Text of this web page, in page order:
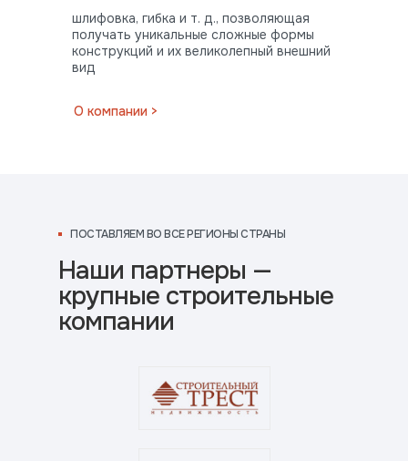
шлифовка, гибка и т. д., позволяющая
получать уникальные сложные формы
конструкций и их великолепный внешний
вид
О компании >
Наши партнеры —
крупные строительные
компании
ВО ВСЕ РЕГИОНЫ СТРАНЫ
ПОСТАВЛЯЕМ ВО ВСЕ РЕГИОНЫ СТРАНЫ